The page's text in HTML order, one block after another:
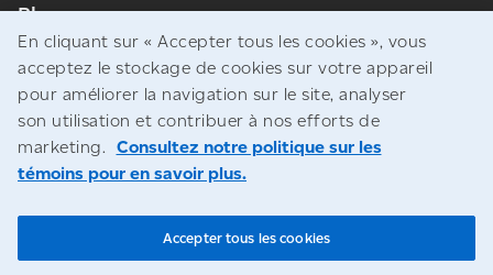
Blogues
© Société canadienne des postes
Avis juridiques
Accès à l’information
En cliquant sur « Accepter tous les cookies », vous
acceptez le stockage de cookies sur votre appareil
pour améliorer la navigation sur le site, analyser
son utilisation et contribuer à nos efforts de
marketing. Consultez notre politique sur les
témoins pour en savoir plus.
Accepter tous les cookies